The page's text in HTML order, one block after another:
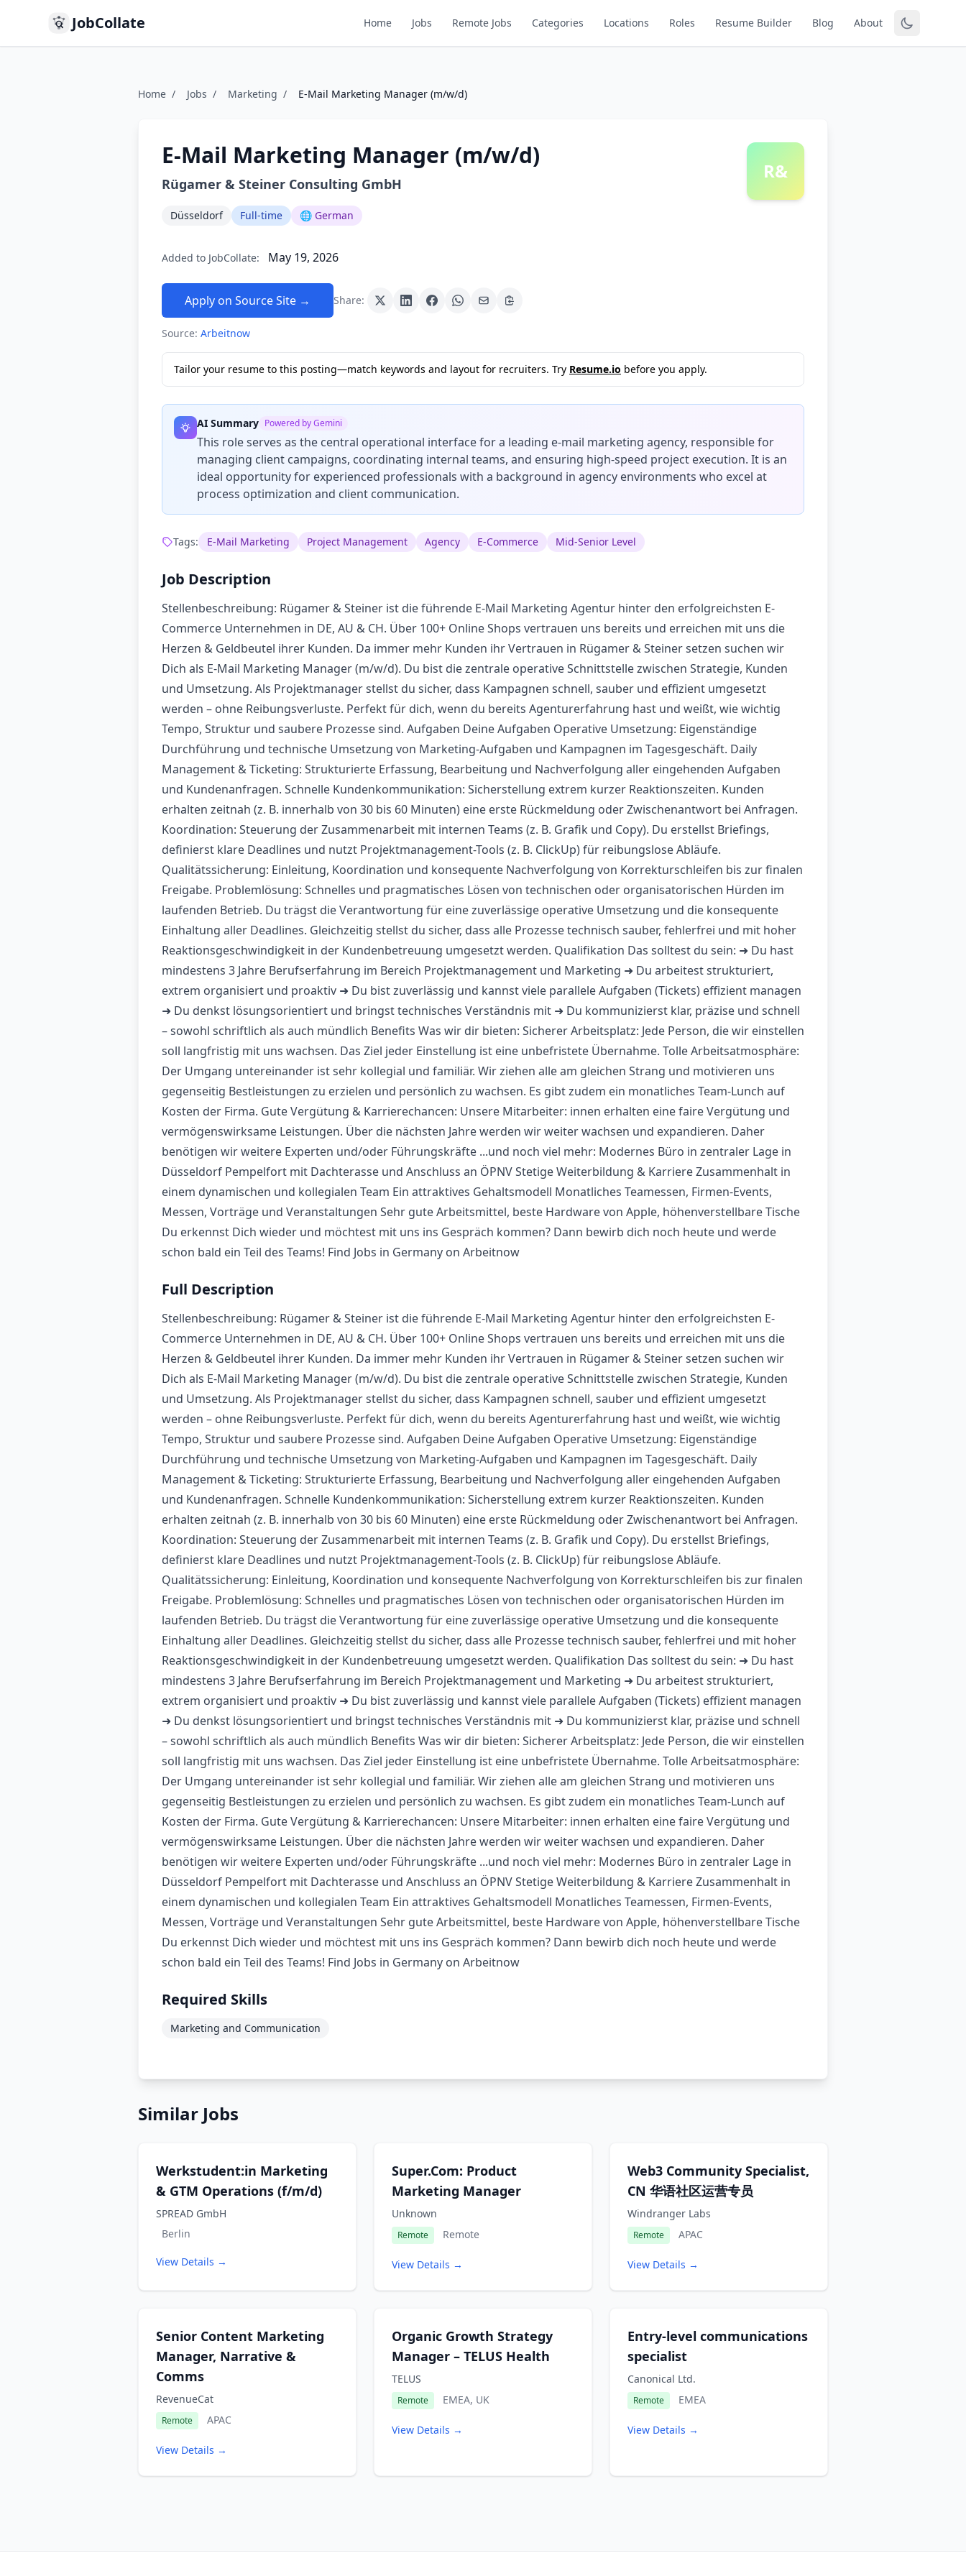
JobCollate Home Jobs Remote Jobs Categories Locations Roles Resume Builder Blog About
Home / Jobs / Marketing / E-Mail Marketing Manager (m/w/d)
E-Mail Marketing Manager (m/w/d)
Rügamer & Steiner Consulting GmbH
Düsseldorf Full-time 🌐 German
R&
Added to JobCollate: May 19, 2026
Apply on Source Site → Share:
Source: Arbeitnow
Tailor your resume to this posting—match keywords and layout for recruiters. Try Resume.io before you apply.
AI Summary Powered by Gemini
This role serves as the central operational interface for a leading e-mail marketing agency, responsible for
managing client campaigns, coordinating internal teams, and ensuring high-speed project execution. It is an
ideal opportunity for experienced professionals with a background in agency environments who excel at
process optimization and client communication.
Tags: E-Mail Marketing Project Management Agency E-Commerce Mid-Senior Level
Job Description
Stellenbeschreibung: Rügamer & Steiner ist die führende E-Mail Marketing Agentur hinter den erfolgreichsten E-
Commerce Unternehmen in DE, AU & CH. Über 100+ Online Shops vertrauen uns bereits und erreichen mit uns die
Herzen & Geldbeutel ihrer Kunden. Da immer mehr Kunden ihr Vertrauen in Rügamer & Steiner setzen suchen wir
Dich als E-Mail Marketing Manager (m/w/d). Du bist die zentrale operative Schnittstelle zwischen Strategie, Kunden
und Umsetzung. Als Projektmanager stellst du sicher, dass Kampagnen schnell, sauber und effizient umgesetzt
werden – ohne Reibungsverluste. Perfekt für dich, wenn du bereits Agenturerfahrung hast und weißt, wie wichtig
Tempo, Struktur und saubere Prozesse sind. Aufgaben Deine Aufgaben Operative Umsetzung: Eigenständige
Durchführung und technische Umsetzung von Marketing-Aufgaben und Kampagnen im Tagesgeschäft. Daily
Management & Ticketing: Strukturierte Erfassung, Bearbeitung und Nachverfolgung aller eingehenden Aufgaben
und Kundenanfragen. Schnelle Kundenkommunikation: Sicherstellung extrem kurzer Reaktionszeiten. Kunden
erhalten zeitnah (z. B. innerhalb von 30 bis 60 Minuten) eine erste Rückmeldung oder Zwischenantwort bei Anfragen.
Koordination: Steuerung der Zusammenarbeit mit internen Teams (z. B. Grafik und Copy). Du erstellst Briefings,
definierst klare Deadlines und nutzt Projektmanagement-Tools (z. B. ClickUp) für reibungslose Abläufe.
Qualitätssicherung: Einleitung, Koordination und konsequente Nachverfolgung von Korrekturschleifen bis zur finalen
Freigabe. Problemlösung: Schnelles und pragmatisches Lösen von technischen oder organisatorischen Hürden im
laufenden Betrieb. Du trägst die Verantwortung für eine zuverlässige operative Umsetzung und die konsequente
Einhaltung aller Deadlines. Gleichzeitig stellst du sicher, dass alle Prozesse technisch sauber, fehlerfrei und mit hoher
Reaktionsgeschwindigkeit in der Kundenbetreuung umgesetzt werden. Qualifikation Das solltest du sein: ➜ Du hast
mindestens 3 Jahre Berufserfahrung im Bereich Projektmanagement und Marketing ➜ Du arbeitest strukturiert,
extrem organisiert und proaktiv ➜ Du bist zuverlässig und kannst viele parallele Aufgaben (Tickets) effizient managen
➜ Du denkst lösungsorientiert und bringst technisches Verständnis mit ➜ Du kommunizierst klar, präzise und schnell
– sowohl schriftlich als auch mündlich Benefits Was wir dir bieten: Sicherer Arbeitsplatz: Jede Person, die wir einstellen
soll langfristig mit uns wachsen. Das Ziel jeder Einstellung ist eine unbefristete Übernahme. Tolle Arbeitsatmosphäre:
Der Umgang untereinander ist sehr kollegial und familiär. Wir ziehen alle am gleichen Strang und motivieren uns
gegenseitig Bestleistungen zu erzielen und persönlich zu wachsen. Es gibt zudem ein monatliches Team-Lunch auf
Kosten der Firma. Gute Vergütung & Karrierechancen: Unsere Mitarbeiter: innen erhalten eine faire Vergütung und
vermögenswirksame Leistungen. Über die nächsten Jahre werden wir weiter wachsen und expandieren. Daher
benötigen wir weitere Experten und/oder Führungskräfte ...und noch viel mehr: Modernes Büro in zentraler Lage in
Düsseldorf Pempelfort mit Dachterasse und Anschluss an ÖPNV Stetige Weiterbildung & Karriere Zusammenhalt in
einem dynamischen und kollegialen Team Ein attraktives Gehaltsmodell Monatliches Teamessen, Firmen-Events,
Messen, Vorträge und Veranstaltungen Sehr gute Arbeitsmittel, beste Hardware von Apple, höhenverstellbare Tische
Du erkennst Dich wieder und möchtest mit uns ins Gespräch kommen? Dann bewirb dich noch heute und werde
schon bald ein Teil des Teams! Find Jobs in Germany on Arbeitnow
Full Description
Stellenbeschreibung: Rügamer & Steiner ist die führende E-Mail Marketing Agentur hinter den erfolgreichsten E-
Commerce Unternehmen in DE, AU & CH. Über 100+ Online Shops vertrauen uns bereits und erreichen mit uns die
Herzen & Geldbeutel ihrer Kunden. Da immer mehr Kunden ihr Vertrauen in Rügamer & Steiner setzen suchen wir
Dich als E-Mail Marketing Manager (m/w/d). Du bist die zentrale operative Schnittstelle zwischen Strategie, Kunden
und Umsetzung. Als Projektmanager stellst du sicher, dass Kampagnen schnell, sauber und effizient umgesetzt
werden – ohne Reibungsverluste. Perfekt für dich, wenn du bereits Agenturerfahrung hast und weißt, wie wichtig
Tempo, Struktur und saubere Prozesse sind. Aufgaben Deine Aufgaben Operative Umsetzung: Eigenständige
Durchführung und technische Umsetzung von Marketing-Aufgaben und Kampagnen im Tagesgeschäft. Daily
Management & Ticketing: Strukturierte Erfassung, Bearbeitung und Nachverfolgung aller eingehenden Aufgaben
und Kundenanfragen. Schnelle Kundenkommunikation: Sicherstellung extrem kurzer Reaktionszeiten. Kunden
erhalten zeitnah (z. B. innerhalb von 30 bis 60 Minuten) eine erste Rückmeldung oder Zwischenantwort bei Anfragen.
Koordination: Steuerung der Zusammenarbeit mit internen Teams (z. B. Grafik und Copy). Du erstellst Briefings,
definierst klare Deadlines und nutzt Projektmanagement-Tools (z. B. ClickUp) für reibungslose Abläufe.
Qualitätssicherung: Einleitung, Koordination und konsequente Nachverfolgung von Korrekturschleifen bis zur finalen
Freigabe. Problemlösung: Schnelles und pragmatisches Lösen von technischen oder organisatorischen Hürden im
laufenden Betrieb. Du trägst die Verantwortung für eine zuverlässige operative Umsetzung und die konsequente
Einhaltung aller Deadlines. Gleichzeitig stellst du sicher, dass alle Prozesse technisch sauber, fehlerfrei und mit hoher
Reaktionsgeschwindigkeit in der Kundenbetreuung umgesetzt werden. Qualifikation Das solltest du sein: ➜ Du hast
mindestens 3 Jahre Berufserfahrung im Bereich Projektmanagement und Marketing ➜ Du arbeitest strukturiert,
extrem organisiert und proaktiv ➜ Du bist zuverlässig und kannst viele parallele Aufgaben (Tickets) effizient managen
➜ Du denkst lösungsorientiert und bringst technisches Verständnis mit ➜ Du kommunizierst klar, präzise und schnell
– sowohl schriftlich als auch mündlich Benefits Was wir dir bieten: Sicherer Arbeitsplatz: Jede Person, die wir einstellen
soll langfristig mit uns wachsen. Das Ziel jeder Einstellung ist eine unbefristete Übernahme. Tolle Arbeitsatmosphäre:
Der Umgang untereinander ist sehr kollegial und familiär. Wir ziehen alle am gleichen Strang und motivieren uns
gegenseitig Bestleistungen zu erzielen und persönlich zu wachsen. Es gibt zudem ein monatliches Team-Lunch auf
Kosten der Firma. Gute Vergütung & Karrierechancen: Unsere Mitarbeiter: innen erhalten eine faire Vergütung und
vermögenswirksame Leistungen. Über die nächsten Jahre werden wir weiter wachsen und expandieren. Daher
benötigen wir weitere Experten und/oder Führungskräfte ...und noch viel mehr: Modernes Büro in zentraler Lage in
Düsseldorf Pempelfort mit Dachterasse und Anschluss an ÖPNV Stetige Weiterbildung & Karriere Zusammenhalt in
einem dynamischen und kollegialen Team Ein attraktives Gehaltsmodell Monatliches Teamessen, Firmen-Events,
Messen, Vorträge und Veranstaltungen Sehr gute Arbeitsmittel, beste Hardware von Apple, höhenverstellbare Tische
Du erkennst Dich wieder und möchtest mit uns ins Gespräch kommen? Dann bewirb dich noch heute und werde
schon bald ein Teil des Teams! Find Jobs in Germany on Arbeitnow
Required Skills
Marketing and Communication
Similar Jobs
Werkstudent:in Marketing
& GTM Operations (f/m/d)
SPREAD GmbH
Berlin
View Details →
Super.Com: Product
Marketing Manager
Unknown
Remote Remote
View Details →
Web3 Community Specialist,
CN 华语社区运营专员
Windranger Labs
Remote APAC
View Details →
Senior Content Marketing
Manager, Narrative &
Comms
RevenueCat
Remote APAC
View Details →
Organic Growth Strategy
Manager – TELUS Health
TELUS
Remote EMEA, UK
View Details →
Entry-level communications
specialist
Canonical Ltd.
Remote EMEA
View Details →